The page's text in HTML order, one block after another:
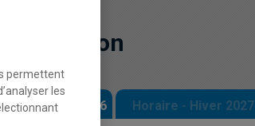
simulation
- Automne 2026 Horaire - Hiver 2027
permettent
les